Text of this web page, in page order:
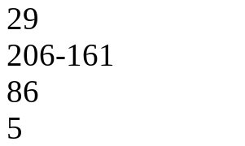
29
206-161
86
5